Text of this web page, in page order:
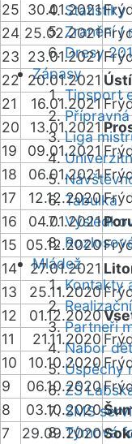
Statistiky
Zranění /
Dresy
Zápasy
Tipsport
Liga
Tabulka
Mládež
Kontakty
Partneři
Nábor
Úspěchy
ZŠ
SMS
Týmová
25 30.01.2021
24 25.02.2021
23 23.01.2021
22 20.01.2021
21
16.01.2021
20
13.01.2021
19
09.01.2021
18
06.01.2021
17
12.12.2020
16
04.01.2021
15
05.12.2020
14
27.01.2021
13
25.11.2020
12
01.12.2020
11
21.11.2020
10
10.10.2020
9
06.10.2020
8
03.10.2020
7
29.09.2020